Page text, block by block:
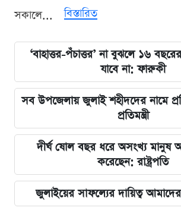
সকালে...
বিস্তারিত
‘বাহাত্তর-পঁচাত্তর’ না বুঝলে ১৬
যাবে না: ফারুকী
সব উপজেলায় জুলাই শহীদদের নামে
প্রতিমন্ত্রী
দীর্ঘ ষোল বছর ধরে অসংখ্য মানুষ
করেছেন: রাষ্ট্রপতি
জুলাইয়ের সাফল্যের দায়িত্ব আমাদের: